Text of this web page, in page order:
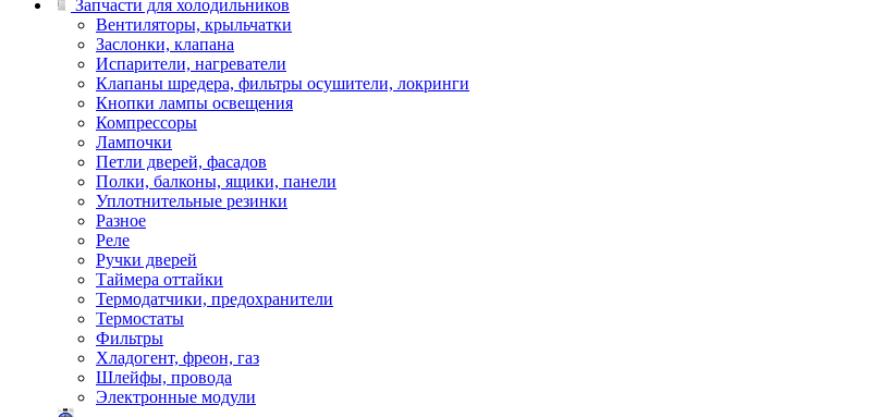
Запчасти для холодильников
Вентиляторы, крыльчатки
Заслонки, клапана
Испарители, нагреватели
Клапаны шредера, фильтры осушители, локринги
Кнопки лампы освещения
Компрессоры
Лампочки
Петли дверей, фасадов
Полки, балконы, ящики, панели
Уплотнительные резинки
Разное
Реле
Ручки дверей
Таймера оттайки
Термодатчики, предохранители
Термостаты
Фильтры
Хладогент, фреон, газ
Шлейфы, провода
Электронные модули